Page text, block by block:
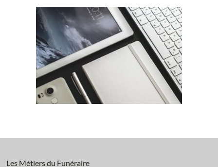
Les Métiers du Funéraire